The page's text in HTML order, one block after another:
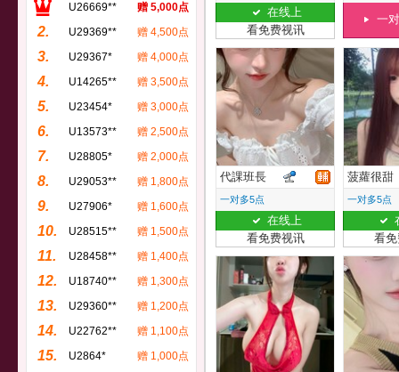
U26669** 赠 5,000点
2. U29369** 赠 4,500点
3. U29367* 赠 4,000点
4. U14265** 赠 3,500点
5. U23454* 赠 3,000点
6. U13573** 赠 2,500点
7. U28805* 赠 2,000点
8. U29053** 赠 1,800点
9. U27906* 赠 1,600点
10. U28515** 赠 1,500点
11. U28458** 赠 1,400点
12. U18740** 赠 1,300点
13. U29360** 赠 1,200点
14. U22762** 赠 1,100点
15. U2864* 赠 1,000点
在线上
看免费视讯
一
代課班長
一对多5点
在线上
看免费视讯
菠蘿很甜
一对多5点
看